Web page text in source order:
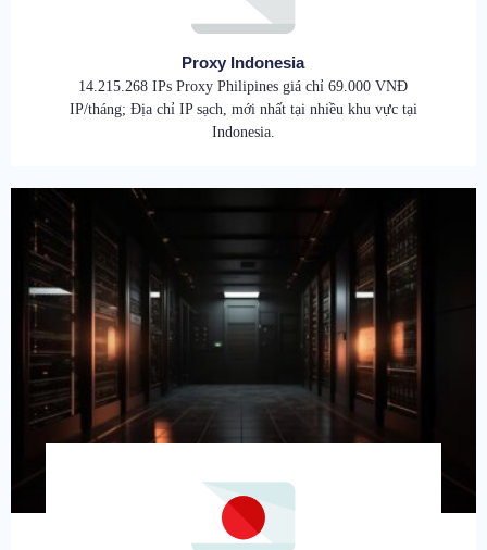
Proxy Indonesia
14.215.268 IPs Proxy Philipines giá chỉ 69.000 VNĐ
IP/tháng; Địa chỉ IP sạch, mới nhất tại nhiều khu vực tại
Indonesia.